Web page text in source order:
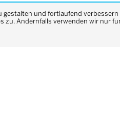
und fortlaufend
zu. Andernfalls verwenden wir nur